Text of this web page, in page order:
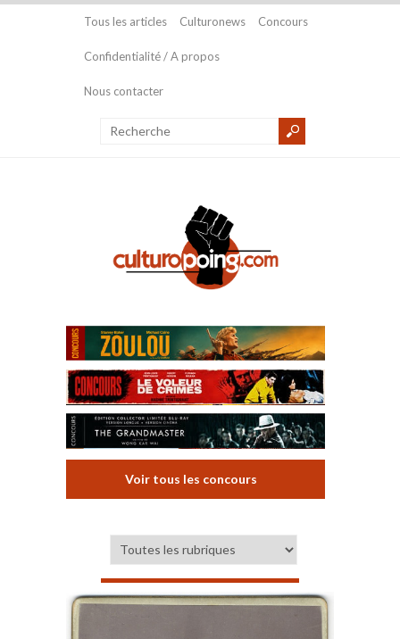
Tous les articles Culturonews Concours
Confidentialité / A propos
Nous contacter
Voir tous les concours